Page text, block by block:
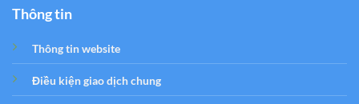
Thông tin
Thông tin website
Điều kiện giao dịch chung